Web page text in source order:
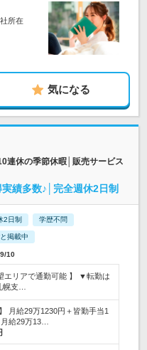
所在
気になる
連休の季節休暇│販売サービス
績多数♪│完全週休2日制
2日制 学歴不問
掲載中
10
エリアで通勤可能 】 ▼転勤は
幌支…
月給29万1230円＋皆勤手当1
給29万13…